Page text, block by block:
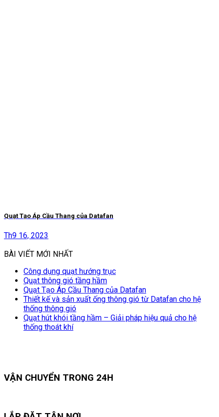
Quạt Tạo Áp Cầu Thang của Datafan
Th9 16, 2023
BÀI VIẾT MỚI NHẤT
Công dụng quạt hướng trục
Quạt thông gió tầng hầm
Quạt Tạo Áp Cầu Thang của Datafan
Thiết kế và sản xuất ống thông gió từ Datafan cho hệ
thống thông gió
Quạt hút khói tầng hầm – Giải pháp hiệu quả cho hệ
thống thoát khí
VẬN CHUYỂN TRONG 24H